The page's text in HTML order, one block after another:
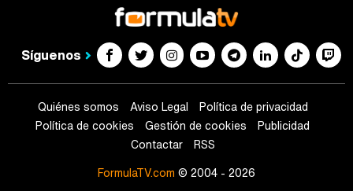
Síguenos
Quiénes somos Aviso Legal
Política de privacidad
Política de cookies
Gestión de cookies
Publicidad
Contactar
RSS
FormulaTV.com © 2004 - 2026